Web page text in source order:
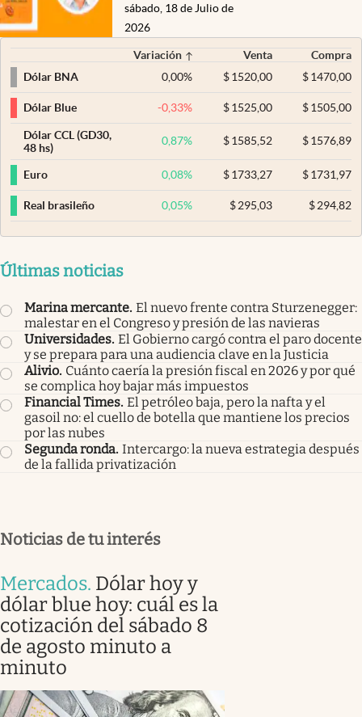
sábado, 18 de Julio de
2026
Variación Venta
Compra
Dólar BNA
0,00% $ 1520,00 $1470,00
Dólar Blue -0,33% $ 1525,00 $1505,00
Dólar CCL (GD30,
48 hs)
0,87% $ 1585,52 $1576,89
Euro 0,08% $ 1733,27 $1731,97
Real brasileño 0,05% $ 295,03 $294,82
Últimas noticias
Marina mercante. El nuevo frente contra Sturzenegger:
malestar en el Congreso y presión de las navieras
Universidades. El Gobierno cargó contra el paro docente
y se prepara para una audiencia clave en la Justicia
Alivio. Cuánto caería la presión fiscal en 2026 y por qué
se complica hoy bajar más impuestos
Financial Times. El petróleo baja, pero la nafta y el
gasoil no: el cuello de botella que mantiene los precios
por las nubes
Segunda ronda. Intercargo: la nueva estrategia después
de la fallida privatización
Noticias de tu interés
Mercados. Dólar hoy y
dólar blue hoy: cuál es la
cotización del sábado 8
de agosto minuto a
minuto